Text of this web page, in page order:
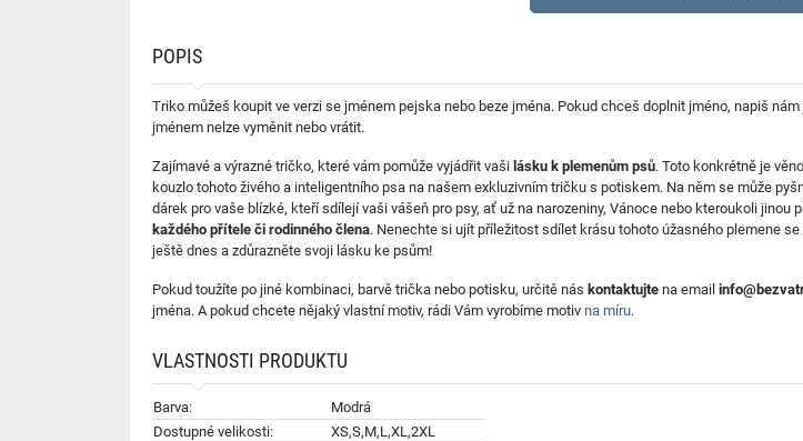
POPIS
Triko můžeš koupit ve verzi se jménem pejska nebo beze jména. Pokud chceš doplnit jméno, napiš
jménem nelze vyměnit nebo vrátit.
Zajímavé a výrazné tričko, které vám pomůže vyjádřit vaši lásku k plemenům psů. Toto konkrétně je
kouzlo tohoto živého a inteligentního psa na našem exkluzivním tričku s potiskem. Na něm se může
dárek pro vaše blízké, kteří sdílejí vaši vášeň pro psy, ať už na narozeniny, Vánoce nebo kteroukoli
každého přítele či rodinného člena. Nenechte si ujít příležitost sdílet krásu tohoto úžasného plemene
ještě dnes a zdůrazněte svoji lásku ke psům!
Pokud toužíte po jiné kombinaci, barvě trička nebo potisku, určitě nás kontaktujte na email
jména. A pokud chcete nějaký vlastní motiv, rádi Vám vyrobíme motiv na míru.
VLASTNOSTI PRODUKTU
Barva:
Modrá
Dostupné velikosti:
XS,S,M,L,XL,2XL